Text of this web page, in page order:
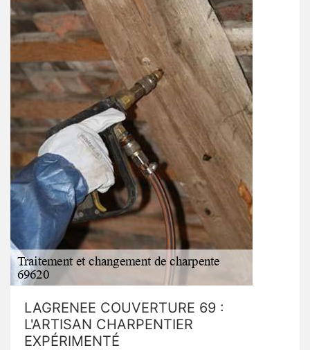
LAGRENEE COUVERTURE 69 :
L'ARTISAN CHARPENTIER
EXPÉRIMENTÉ